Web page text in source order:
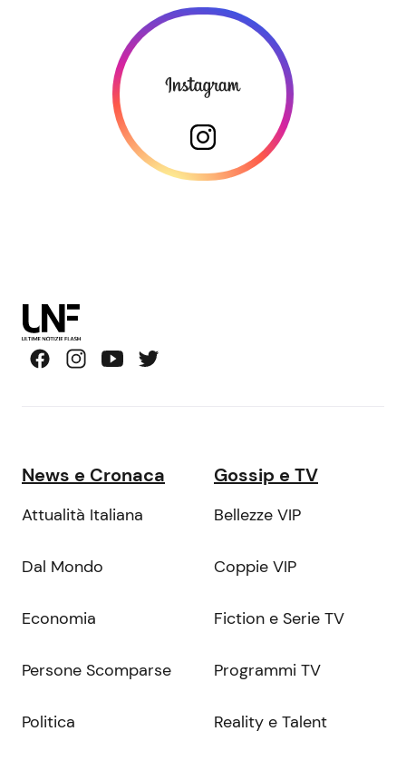
News e Cronaca
Attualità Italiana
Dal Mondo
Economia
Persone Scomparse
Politica
Gossip e TV
Bellezze VIP
Coppie VIP
Fiction e Serie TV
Programmi TV
Reality e Talent